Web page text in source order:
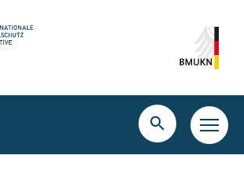
Suche
öffnen